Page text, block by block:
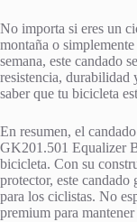
No importa si eres un
montaña o
semana, este candado
resistencia, durabilidad
saber que tu bicicleta
En resumen, el
GK201.501 Equalizer
bicicleta. Con su
protector, este
para los ciclistas. No
premium para